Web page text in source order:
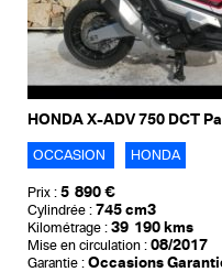
HONDA X-ADV 750 DCT
OCCASION HONDA
Prix : 5 890 €
Cylindrée : 745 cm3
Kilométrage : 39 190 kms
Mise en circulation : 08/2017
Garantie : Occasions